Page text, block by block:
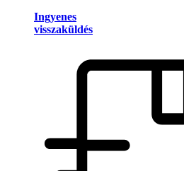
Ingyenes
visszaküldés